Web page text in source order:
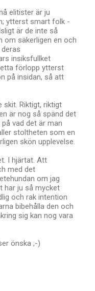
elitister är ju
ytterst smart folk -
är de inte så
om säkerligen en och
insiksfullket
förlopp ytterst
på insidan, så att
skit. Riktigt, riktigt
är nog så spänd det
vad det är man
stoltheten som en
skön upplevelse.
I hjärtat. Att
med det
om jag
har ju så mycket
och rak intention
bibehålla den och
sig kan nog vara
önska ;-)